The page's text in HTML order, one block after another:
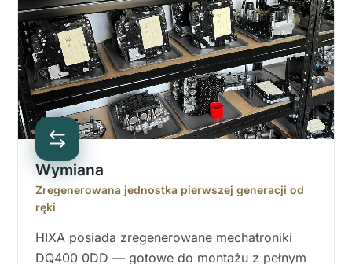
Wymiana
Zregenerowana jednostka pierwszej generacji od
ręki
HIXA posiada zregenerowane mechatroniki
DQ400 0DD — gotowe do montażu z pełnym